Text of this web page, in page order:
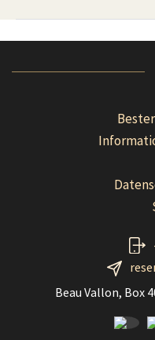
Beau Vallon, Box